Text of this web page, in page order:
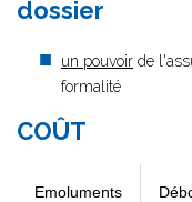
dossier
un pouvoir de
formalité
COÛT
Emoluments